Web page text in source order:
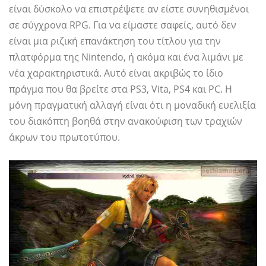
είναι δύσκολο να επιστρέψετε αν είστε συνηθισμένοι
σε σύγχρονα RPG. Για να είμαστε σαφείς, αυτό δεν
είναι μια ριζική επανάκτηση του τίτλου για την
πλατφόρμα της Nintendo, ή ακόμα και ένα λιμάνι με
νέα χαρακτηριστικά. Αυτό είναι ακριβώς το ίδιο
πράγμα που θα βρείτε στα PS3, Vita, PS4 και PC. Η
μόνη πραγματική αλλαγή είναι ότι η μοναδική ευελιξία
του διακόπτη βοηθά στην ανακούφιση των τραχιών
άκρων του πρωτοτύπου.